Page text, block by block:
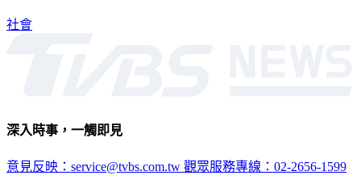
社會
深入時事，一觸即見
意見反映：service@tvbs.com.tw 觀眾服務專線：02-2656-1599